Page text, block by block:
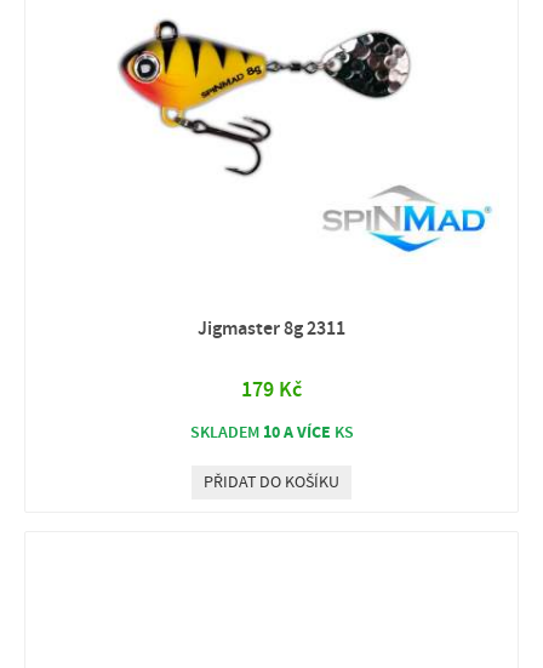
Jigmaster 8g 2311
179 Kč
SKLADEM 10 A VÍCE KS
PŘIDAT DO KOŠÍKU